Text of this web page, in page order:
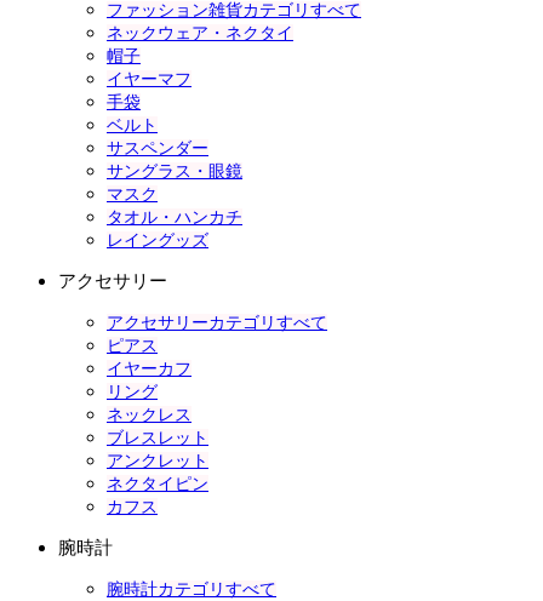
ファッション雑貨カテゴリすべて
ネックウェア・ネクタイ
帽子
イヤーマフ
手袋
ベルト
サスペンダー
サングラス・眼鏡
マスク
タオル・ハンカチ
レイングッズ
アクセサリー
アクセサリーカテゴリすべて
ピアス
イヤーカフ
リング
ネックレス
ブレスレット
アンクレット
ネクタイピン
カフス
腕時計
腕時計カテゴリすべて